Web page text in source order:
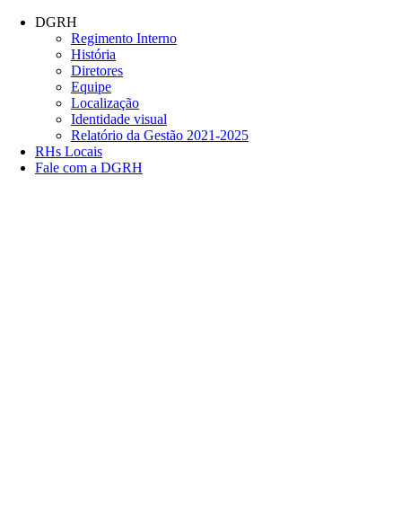
Conteúdo principal
DGRH
Regimento Interno
História
Diretores
Equipe
Localização
Identidade visual
Relatório da Gestão 2021-2025
RHs Locais
Fale com a DGRH